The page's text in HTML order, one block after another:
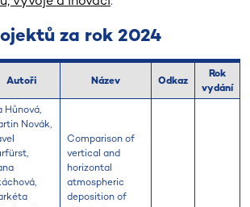
za rok 2024
Autoři Název Odkaz
Rok
vydání
Hůnová,
Novák,
Comparison of
vertical and
horizontal
atmospheric
deposition of